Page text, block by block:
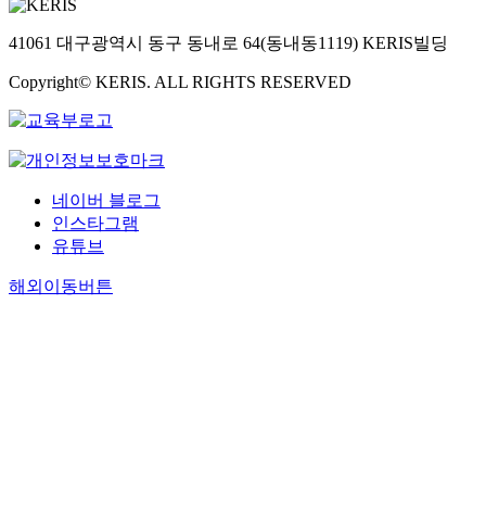
41061 대구광역시 동구 동내로 64(동내동1119) KERIS빌딩
Copyright© KERIS. ALL RIGHTS RESERVED
네이버 블로그
인스타그램
유튜브
해외이동버튼